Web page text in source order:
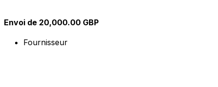
Envoi de 20,000.00 GBP
Fournisseur